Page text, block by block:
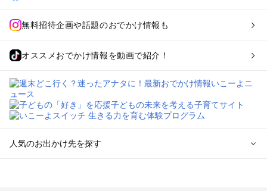
無料招待企画や話題のおでかけ情報も
オススメおでかけ情報を動画で紹介！
人気のお出かけ先を探す